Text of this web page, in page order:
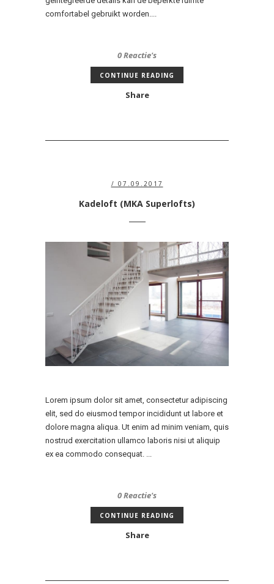
comfortabel gebruikt worden....
0 Reactie's
CONTINUE READING
Share
/ 07.09.2017
Kadeloft (MKA Superlofts)
Lorem ipsum dolor sit amet, consectetur adipiscing
elit, sed do eiusmod tempor incididunt ut labore et
dolore magna aliqua. Ut enim ad minim veniam, quis
nostrud exercitation ullamco laboris nisi ut aliquip
ex ea commodo consequat. ...
0 Reactie's
CONTINUE READING
Share